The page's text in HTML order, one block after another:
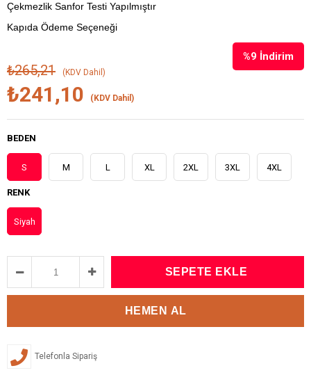
Çekmezlik Sanfor Testi Yapılmıştır
Kapıda Ödeme Seçeneği
%9 İndirim
₺265,21 (KDV Dahil)
₺241,10 (KDV Dahil)
BEDEN
S M L XL 2XL 3XL 4XL
RENK
Siyah
Telefonla Sipariş